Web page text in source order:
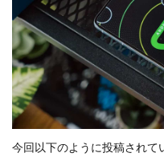
今回以下のように投稿されて